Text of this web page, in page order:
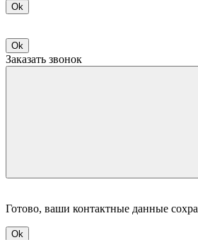
Ok
Ok
Заказать звонок
Готово, ваши контактные данные
Ok